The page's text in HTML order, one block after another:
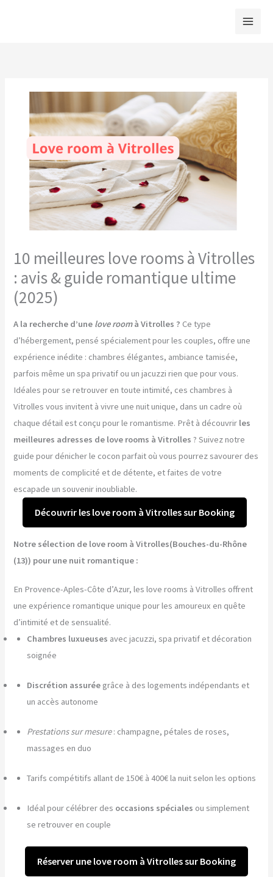
10 meilleures love rooms à Vitrolles
: avis & guide romantique ultime
(2025)
A la recherche d’une love roomà Vitrolles ? Ce type
d’hébergement, pensé spécialement pour les couples, offre une
expérience inédite : chambres élégantes, ambiance tamisée,
parfois même un spa privatif ou un jacuzzi rien que pour vous.
Idéales pour se retrouver en toute intimité, ces chambres à
Vitrolles vous invitent à vivre une nuit unique, dans un cadre où
chaque détail est conçu pour le romantisme. Prêt à découvrir les
meilleures adresses de love rooms à Vitrolles ? Suivez notre
guide pour dénicher le cocon parfait où vous pourrez savourer des
moments de complicité et de détente, et faites de votre
escapade un souvenir inoubliable.
Découvrir les love room à Vitrolles sur Booking
Notre sélection de love room à Vitrolles(Bouches-du-Rhône
(13)) pour une nuit romantique :
En Provence-Aples-Côte d’Azur, les love rooms à Vitrolles offrent
une expérience romantique unique pour les amoureux en quête
d’intimité et de sensualité.
Chambres luxueuses avec jacuzzi, spa privatif et décoration
soignée
Discrétion assurée grâce à des logements indépendants et
un accès autonome
Prestations sur mesure: champagne, pétales de roses,
massages en duo
Tarifs compétitifs allant de 150€ à 400€ la nuit selon les options
Idéal pour célébrer des occasions spéciales ou simplement
se retrouver en couple
Réserver une love room à Vitrolles sur Booking